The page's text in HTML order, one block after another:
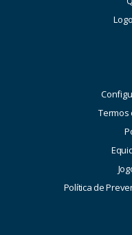
Termos
Política de